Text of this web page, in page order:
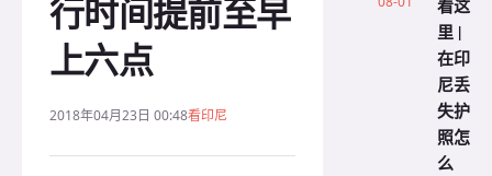
行时间提前至早
上六点
2018年04月23日 00:48看印尼
看这
里 |
在印
尼丢
失护
照怎
么